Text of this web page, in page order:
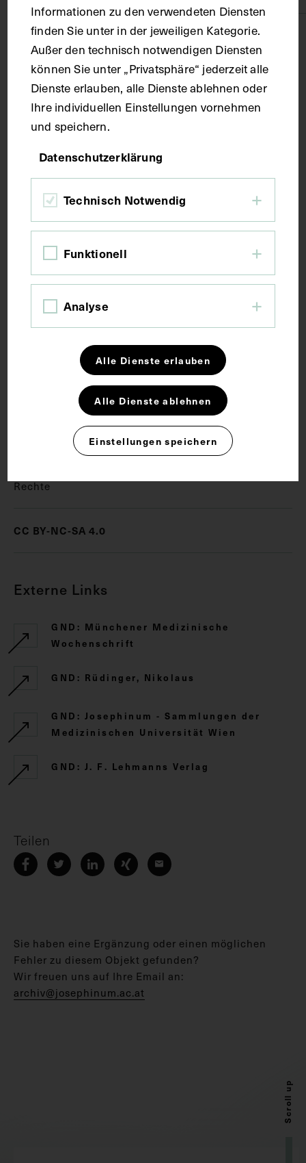
Technik
Maße
Kurzbeschreibung
Auszug aus: Galerie hervorragender Ärzte und
medizinischen Wochenschrift. Unter dem Bild
Bildnis Medizinische Zeitschrift
Rechte
CC BY-NC-SA 4.0
Externe Links
GND: Münchener Medizinische
Wochenschrift
GND: Rüdinger, Nikolaus
GND: Josephinum - Sammlungen der
Medizinischen Universität Wien
GND: J. F. Lehmanns Verlag
Teilen
Sie haben eine Ergänzung oder einen möglichen
Fehler zu diesem Objekt gefunden?
Wir freuen uns auf Ihre Email an:
archiv@josephinum.ac.at
Scroll up
Informationen zu den verwendeten Diensten
finden Sie unter in der jeweiligen Kategorie.
Außer den technisch notwendigen Diensten
können Sie unter „Privatsphäre“ jederzeit alle
Dienste erlauben, alle Dienste ablehnen oder
Ihre individuellen Einstellungen vornehmen
und speichern.
Datenschutzerklärung
Technisch Notwendig
Funktionell
Analyse
Alle Dienste erlauben
Alle Dienste ablehnen
Einstellungen speichern